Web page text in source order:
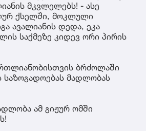
მკვლელებს! - ასე
ქსელში, მოკლული
ავალიანის დედა, ეკა
საქმეზე კიდევ ორი პირის
ბრძოლაში
საზოგადოებას მადლობას
ამ გიჟურ ომში